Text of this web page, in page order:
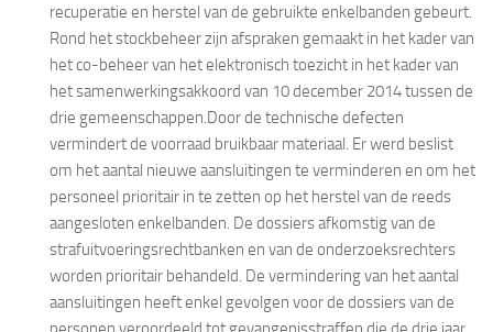
recuperatie en herstel van de gebruikte enkelbanden gebeurt.
Rond het stockbeheer zijn afspraken gemaakt in het kader van
het co-beheer van het elektronisch toezicht in het kader van
het samenwerkingsakkoord van 10 december 2014 tussen de
drie gemeenschappen.Door de technische defecten
vermindert de voorraad bruikbaar materiaal. Er werd beslist
om het aantal nieuwe aansluitingen te verminderen en om het
personeel prioritair in te zetten op het herstel van de reeds
aangesloten enkelbanden. De dossiers afkomstig van de
strafuitvoeringsrechtbanken en van de onderzoeksrechters
worden prioritair behandeld. De vermindering van het aantal
aansluitingen heeft enkel gevolgen voor de dossiers van de